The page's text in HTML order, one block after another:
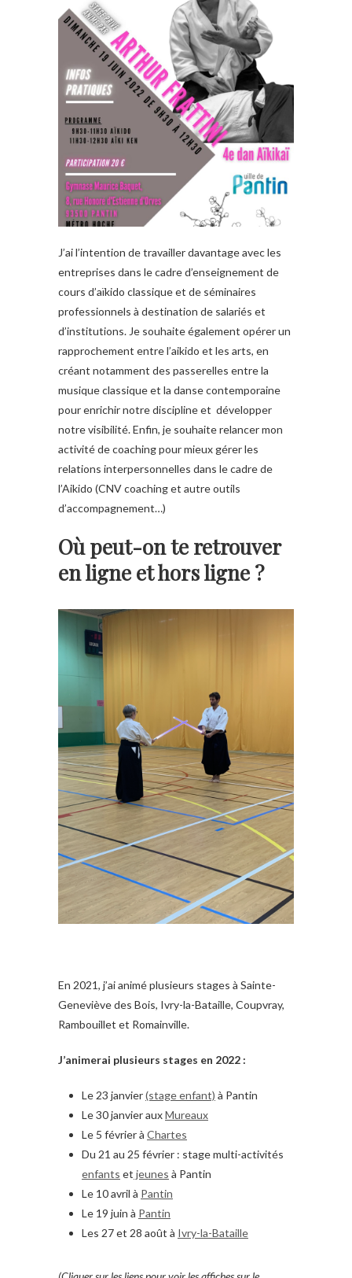
J’ai l’intention de travailler davantage avec les
entreprises dans le cadre d’enseignement de
cours d’aïkido classique et de séminaires
professionnels à destination de salariés et
d’institutions. Je souhaite également opérer un
rapprochement entre l’aikido et les arts, en
créant notamment des passerelles entre la
musique classique et la danse contemporaine
pour enrichir notre discipline et développer
notre visibilité. Enfin, je souhaite relancer mon
activité de coaching pour mieux gérer les
relations interpersonnelles dans le cadre de
l’Aikido (CNV coaching et autre outils
d’accompagnement…)
Où peut-on te retrouver
en ligne et hors ligne ?
En 2021, j’ai animé plusieurs stages à Sainte-
Geneviève des Bois, Ivry-la-Bataille, Coupvray,
Rambouillet et Romainville.
J’animerai plusieurs stages en 2022 :
Le 23 janvier(stage enfant) à Pantin
Le 30 janvier auxMureaux
Le 5 février à Chartes
Du 21 au 25 février : stage multi-activités
enfants et jeunes à Pantin
Le 10 avril à Pantin
Le 19 juin à Pantin
Les 27 et 28 août à Ivry-la-Bataille